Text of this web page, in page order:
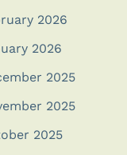
2026
2026
2025
2025
2025